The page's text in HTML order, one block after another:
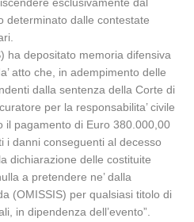
determinato dalle contestate
ha depositato memoria difensiva
atto che, in adempimento delle
dalla sentenza della Corte di
per la responsabilita’ civile
il pagamento di Euro 380.000,00
i danni conseguenti al decesso
dichiarazione delle costituite
a pretendere ne’ dalla
(OMISSIS) per qualsiasi titolo di
in dipendenza dell’evento”.